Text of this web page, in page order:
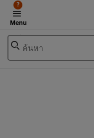
Menu
?
ค้นหา